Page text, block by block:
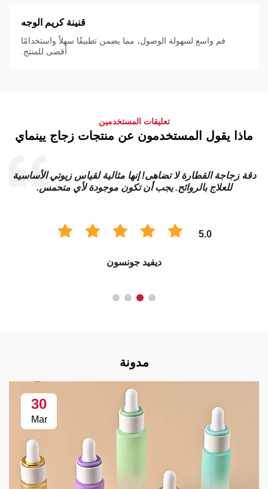
قنينة كريم الوجه
فم واسع لسهولة الوصول، مما يضمن تطبيقًا سهلاً واستخدامًا
أقصى للمنتج.
تعليقات المستخدمين
ماذا يقول المستخدمون عن منتجات زجاج يينماي
دقة زجاجة القطارة لا تضاهى! إنها مثالية لقياس زيوتي الأساسية
للعلاج بالروائح. يجب أن تكون موجودة لأي متحمس.
5.0
ديفيد جونسون
مدونة
30
Mar